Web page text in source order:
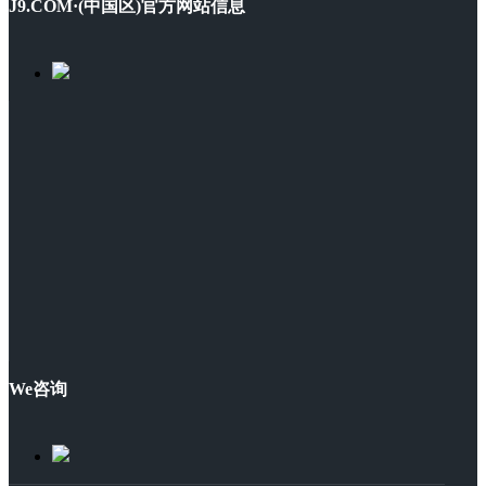
J9.COM·(中国区)官方网站信息
We咨询